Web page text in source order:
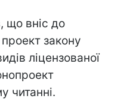
що вніс до
закону
ліцензованої
читанні.